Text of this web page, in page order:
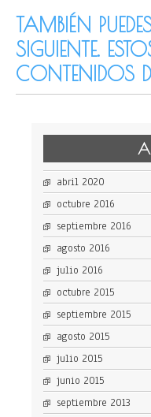
TAMBIÉN
SIGUIENTE.
CONTENIDOS
abril 2020
octubre 2016
septiembre 2016
agosto 2016
julio 2016
octubre 2015
septiembre 2015
agosto 2015
julio 2015
junio 2015
septiembre 2013